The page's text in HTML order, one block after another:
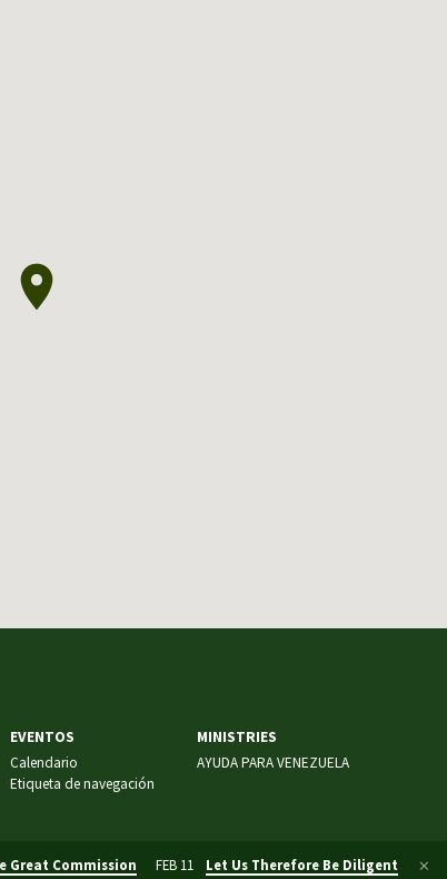
EVENTOS
Calendario
Etiqueta de navegación
MINISTRIES
AYUDA PARA VENEZUELA
Great Commission FEB 11 Let Us Therefore Be Diligent